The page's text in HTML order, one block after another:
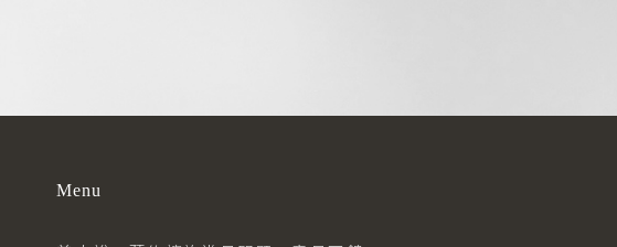
Menu